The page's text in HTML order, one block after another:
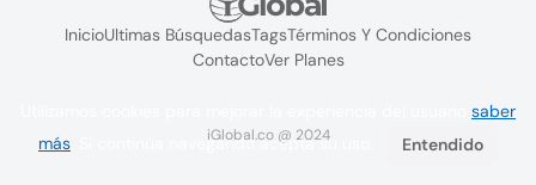
InicioUltimas BúsquedasTagsTérminos Y Condiciones
ContactoVer Planes
iGlobal.co @ 2024
saber
más . Si continúa navegando acepta su uso. Entendido